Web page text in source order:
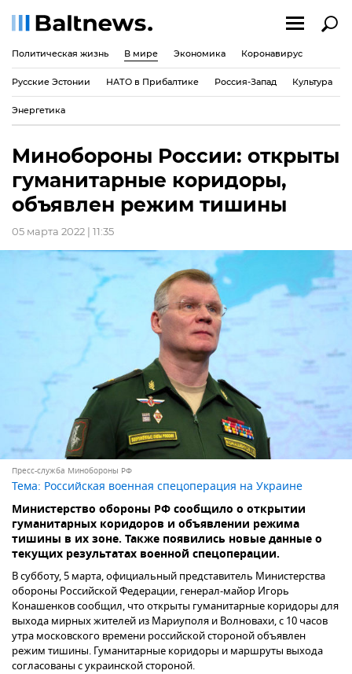
Политическая жизнь В мире Экономика Коронавирус
Русские Эстонии НАТО в Прибалтике Россия-Запад Культура
Энергетика
Минобороны России: открыты
гуманитарные коридоры,
объявлен режим тишины
05 марта 2022 | 11:35
Пресс-служба Минобороны РФ
Тема: Российская военная спецоперация на Украине
Министерство обороны РФ сообщило о открытии
гуманитарных коридоров и объявлении режима
тишины в их зоне. Также появились новые данные о
текущих результатах военной спецоперации.
В субботу, 5 марта, официальный представитель Министерства
обороны Российской Федерации, генерал-майор Игорь
Конашенков сообщил, что открыты гуманитарные коридоры для
выхода мирных жителей из Мариуполя и Волновахи, с 10 часов
утра московского времени российской стороной объявлен
режим тишины. Гуманитарные коридоры и маршруты выхода
согласованы с украинской стороной.